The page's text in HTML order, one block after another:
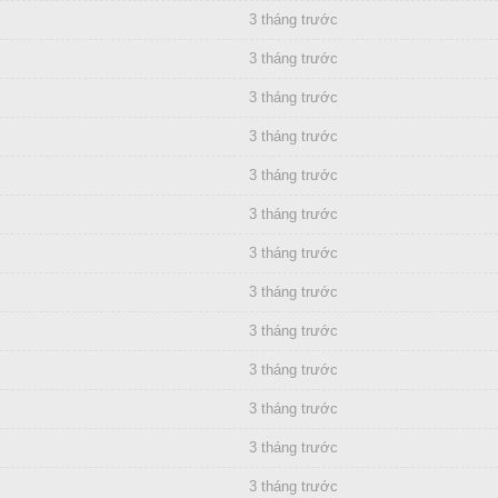
3 tháng trước
3 tháng trước
3 tháng trước
3 tháng trước
3 tháng trước
3 tháng trước
3 tháng trước
3 tháng trước
3 tháng trước
3 tháng trước
3 tháng trước
3 tháng trước
3 tháng trước